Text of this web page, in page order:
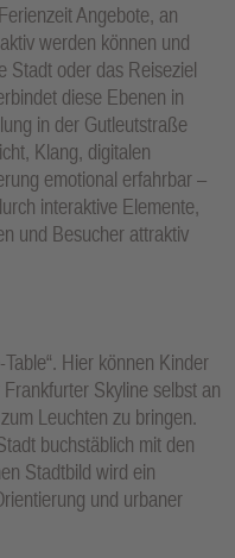
Angebote, an
werden können und
Stadt oder das Reiseziel
diese Ebenen in
in der Gutleutstraße
Klang, digitalen
emotional erfahrbar –
interaktive Elemente,
und Besucher attraktiv
Hier können Kinder
Skyline selbst an
Leuchten zu bringen.
buchstäblich mit den
Stadtbild wird ein
und urbaner